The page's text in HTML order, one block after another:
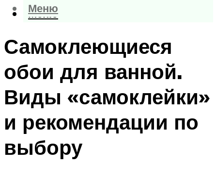
Меню
Меню
Самоклеющиеся
обои для ванной.
Виды «самоклейки»
и рекомендации по
выбору